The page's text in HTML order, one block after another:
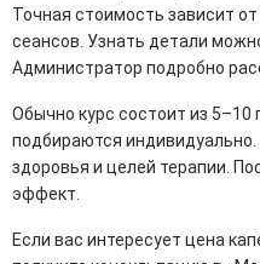
Точная стоимость зависит
сеансов. Узнать детали
Администратор подробно
Обычно курс состоит из 5–10
подбираются
здоровья и целей терапии.
эффект.
Если вас интересует цена